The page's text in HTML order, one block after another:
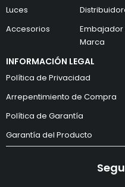
Luces
Accesorios
Embajador
Marca
INFORMACIÓN LEGAL
Política de Privacidad
Arrepentimiento de Compra
Política de Garantía
Garantía del Producto